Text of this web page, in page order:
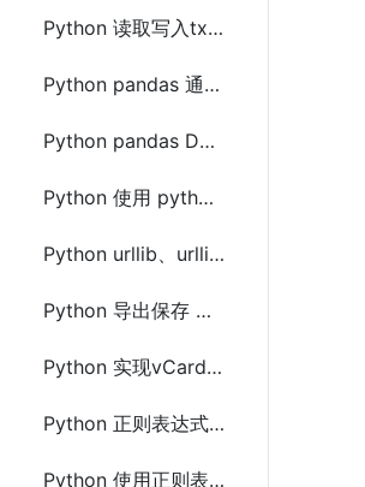
Python 读取写入txt文本文件内容及简单记录日志
Python pandas 通过字段部分匹配合并连接两个DataFrame
Python pandas DataFrame 常用操作(新增、删除、修改和查询)
Python 使用 python-hosts 操作hosts文件(查找、增加和删除)
Python urllib、urllib2、urllib3、requests 区别及使用
Python 导出保存 MongoDB上数据到Excel(.xls和.csv)文件
Python 实现vCard 2.1和3.0 互相转换
Python 正则表达式分组匹配提取替换字符串(回调函数)
Python 使用正则表达式提取替换img(src)或a(href)标签的url